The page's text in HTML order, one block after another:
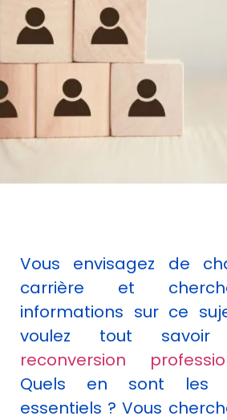
Vous envisagez de
carrière et
informations sur ce
voulez tout
reconversion
Quels en sont les
essentiels ? Vous
Nécessaire
Ces cookies ne
sont pas
facultatifs. Ils
nécessaires au
fonctionnement
Statistiques
et la
site Web, en
fonction de
le site Web
est utilisé.
Experience